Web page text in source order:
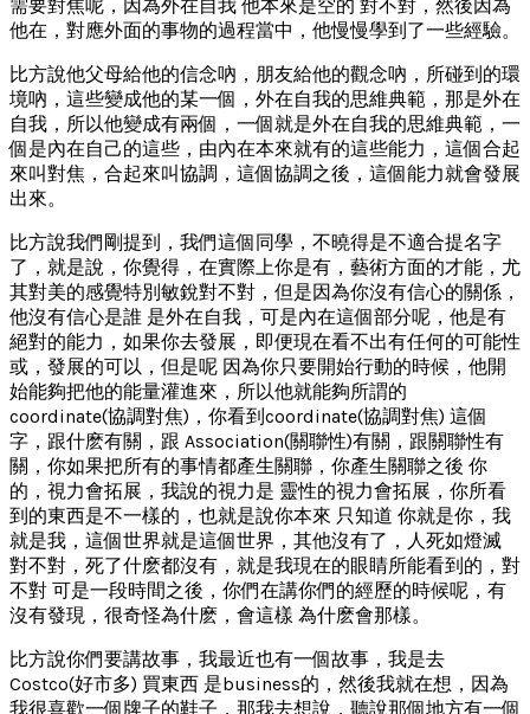
需要對焦呢，因為外在自我 他本來是空的 對不對，然後因為
他在，對應外面的事物的過程當中，他慢慢學到了一些經驗。
比方說他父母給他的信念吶，朋友給他的觀念吶，所碰到的環
境吶，這些變成他的某一個，外在自我的思維典範，那是外在
自我，所以他變成有兩個，一個就是外在自我的思維典範，一
個是內在自己的這些，由內在本來就有的這些能力，這個合起
來叫對焦，合起來叫協調，這個協調之後，這個能力就會發展
出來。
比方說我們剛提到，我們這個同學，不曉得是不適合提名字
了，就是說，你覺得，在實際上你是有，藝術方面的才能，尤
其對美的感覺特別敏銳對不對，但是因為你沒有信心的關係，
他沒有信心是誰 是外在自我，可是內在這個部分呢，他是有
絕對的能力，如果你去發展，即便現在看不出有任何的可能性
或，發展的可以，但是呢 因為你只要開始行動的時候，他開
始能夠把他的能量灌進來，所以他就能夠所謂的
coordinate(協調對焦)，你看到coordinate(協調對焦) 這個
字，跟什麽有關，跟 Association(關聯性)有關，跟關聯性有
關，你如果把所有的事情都產生關聯，你產生關聯之後 你
的，視力會拓展，我說的視力是 靈性的視力會拓展，你所看
到的東西是不一樣的，也就是說你本來 只知道 你就是你，我
就是我，這個世界就是這個世界，其他沒有了，人死如燈滅
對不對，死了什麽都沒有，就是我現在的眼睛所能看到的，對
不對 可是一段時間之後，你們在講你們的經歷的時候呢，有
沒有發現，很奇怪為什麽，會這樣 為什麽會那樣。
比方說你們要講故事，我最近也有一個故事，我是去
Costco(好市多) 買東西 是business的，然後我就在想，因為
我很喜歡一個牌子的鞋子，那我去想說，聽說那個地方有一個